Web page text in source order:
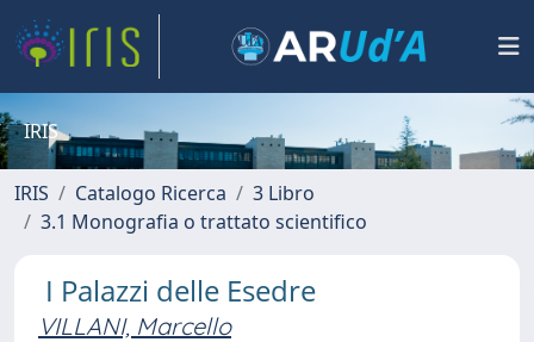
IRIS
IRIS Catalogo Ricerca
3 Libro
3.1 Monografia o trattato scientifico
I Palazzi delle Esedre
VILLANI, Marcello